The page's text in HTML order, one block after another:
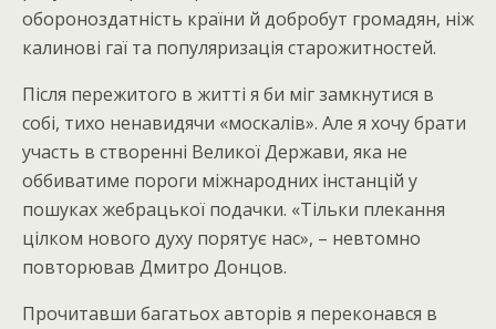
обороноздатність країни й добробут громадян, ніж
калинові гаї та популяризація старожитностей.
Після пережитого в житті я би міг замкнутися в
собі, тихо ненавидячи «москалів». Але я хочу брати
участь в створенні Великої Держави, яка не
оббиватиме пороги міжнародних інстанцій у
пошуках жебрацької подачки. «Тільки плекання
цілком нового духу порятує нас», – невтомно
повторював Дмитро Донцов.
Прочитавши багатьох авторів я переконався в